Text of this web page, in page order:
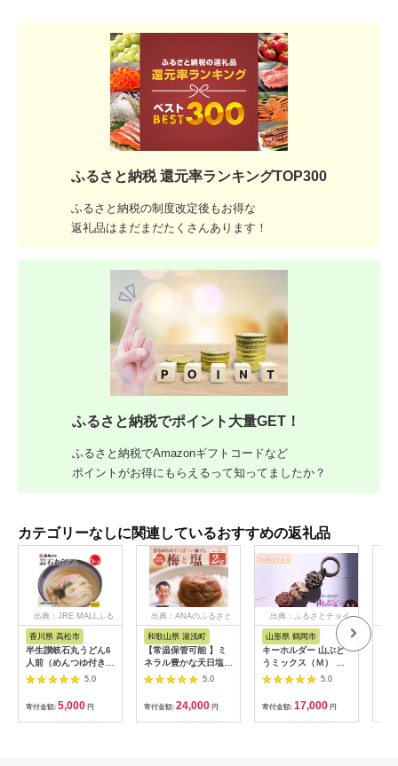
ふるさと納税 還元率ランキングTOP300
ふるさと納税の制度改定後もお得な
返礼品はまだまだたくさんあります！
ふるさと納税でポイント大量GET！
ふるさと納税でAmazonギフトコードなど
ポイントがお得にもらえるって知ってましたか？
カテゴリーなしに関連しているおすすめの返礼品
出典：JRE MALLふる
さと納税
香川県 高松市
半生讃岐石丸うどん6
人前（めんつゆ付き）
麺300g×2袋
5.0
寄付金額: 5,000 円
出典：ANAのふるさと
和歌山県 湯浅町
【常温保管可能 】ミ
ネラル豊かな天日塩だ
けで漬けた無添加梅干
し2kg 梅ボーイズ｜
B201_EP6024
5.0
寄付金額: 24,000 円
出典：ふるさとチョイ
山形県 鶴岡市
キーホルダー 山ぶど
うミックス（Ｍ） 山
形県鶴岡市 アトリエ
かおる | 山葡萄 雑貨
キーホルダー ギフト
贈り物 お取り寄せ 返
礼品
5.0
寄付金額: 17,000 円